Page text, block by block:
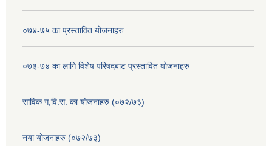
०७४-७५ का प्रस्तावित योजनाहरु
०७३-७४ का लागि विशेष परिषदबाट प्रस्तावित योजनाहरु
साविक ग,वि.स. का योजनाहरु (०७२/७३)
नया योजनाहरु (०७२/७३)